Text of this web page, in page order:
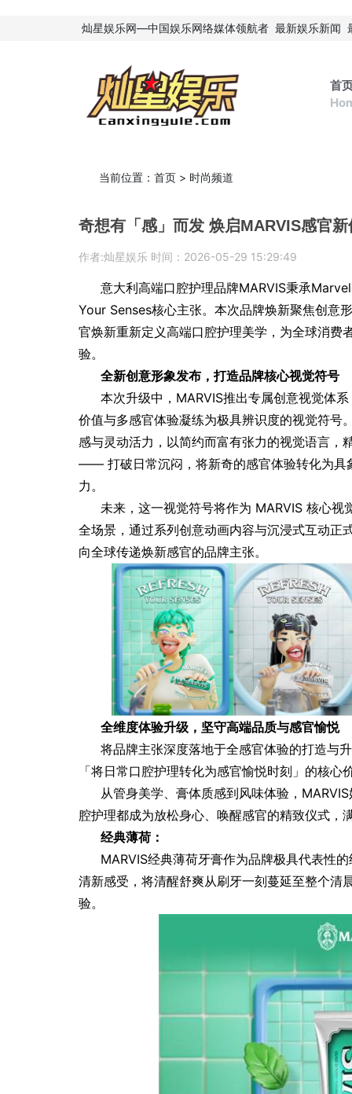
灿星娱乐网—中国娱乐网络媒体领航者 最新娱乐新闻
首
当前位置： 首页 > 时尚频道
奇想有「感」而发 焕启MARVIS感官新
作者:灿星娱乐 时间：2026-05-29 15:29:49
意大利高端口腔护理品牌MARVIS秉承
Your Senses核心主张。本次品牌焕新聚焦创意
官焕新重新定义高端口腔护理美学，为全球消费
验。
全新创意形象发布，打造品牌核心视觉符号
本次升级中，MARVIS推出专属创意视觉体
价值与多感官体验凝练为极具辨识度的视觉符号
感与灵动活力，以简约而富有张力的视觉语言
—— 打破日常沉闷，将新奇的感官体验转化为具
力。
未来，这一视觉符号将作为 MARVIS 核心
全场景，通过系列创意动画内容与沉浸式互动正
向全球传递焕新感官的品牌主张。
全维度体验升级，坚守高端品质与感官愉悦
将品牌主张深度落地于全感官体验的打造与
「将日常口腔护理转化为感官愉悦时刻」的核心
从管身美学、膏体质感到风味体验，
腔护理都成为放松身心、唤醒感官的精致仪式，
经典薄荷：
MARVIS经典薄荷牙膏作为品牌极具代表性
清新感受，将清醒舒爽从刷牙一刻蔓延至整个清
验。
」而发 焕启MARVIS
德妃正式官宣罗一舟担任品牌